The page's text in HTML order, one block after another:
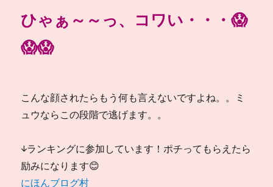
ひゃぁ～～っ、コワい・・・😱
😱😱
こんな顔されたらもう何も言えないですよね。。ミ
ュウならこの段階で逃げます。。
↓ランキングに参加しています！ポチってもらえたら
励みになります😊
にほんブログ村